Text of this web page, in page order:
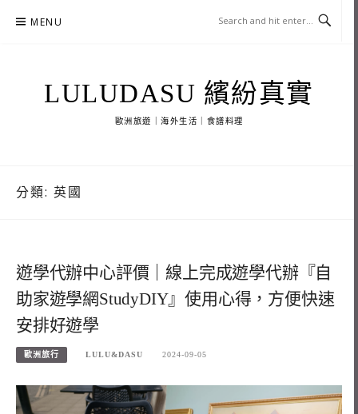
MENU
LULUDASU 繽紛真實
歐洲旅遊｜海外生活｜食譜料理
分類: 英國
遊學代辦中心評價｜線上完成遊學代辦『自
助家遊學網StudyDIY』使用心得，方便快速
安排好遊學
歐洲旅行 LULU&DASU 2024-09-05